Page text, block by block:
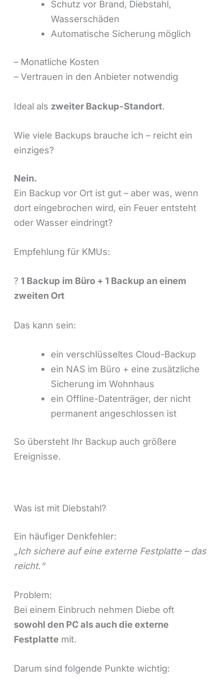
Schutz vor Brand, Diebstahl,
Wasserschäden
Automatische Sicherung möglich
– Monatliche Kosten
– Vertrauen in den Anbieter notwendig
Ideal als zweiter Backup-Standort.
Wie viele Backups brauche ich – reicht ein
einziges?
Nein.
Ein Backup vor Ort ist gut – aber was, wenn
dort eingebrochen wird, ein Feuer entsteht
oder Wasser eindringt?
Empfehlung für KMUs:
? 1 Backup im Büro + 1 Backup an einem
zweiten Ort
Das kann sein:
ein verschlüsseltes Cloud-Backup
ein NAS im Büro + eine zusätzliche
Sicherung im Wohnhaus
ein Offline-Datenträger, der nicht
permanent angeschlossen ist
So übersteht Ihr Backup auch größere
Ereignisse.
Was ist mit Diebstahl?
Ein häufiger Denkfehler:
„Ich sichere auf eine externe Festplatte – das
reicht.“
Problem:
Bei einem Einbruch nehmen Diebe oft
sowohl den PC als auch die externe
Festplatte mit.
Darum sind folgende Punkte wichtig: